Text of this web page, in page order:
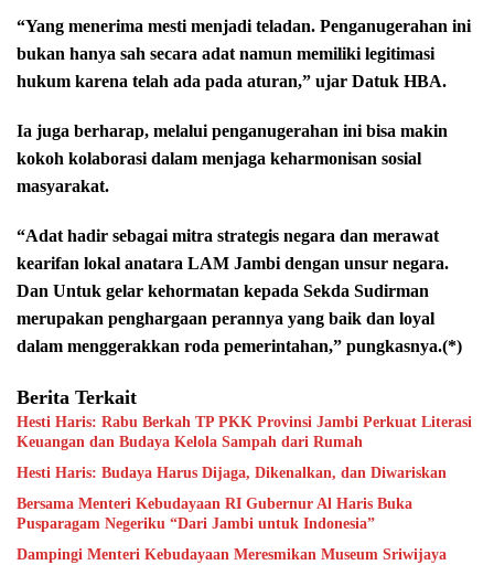
“Yang menerima mesti menjadi teladan. Penganugerahan ini
bukan hanya sah secara adat namun memiliki legitimasi
hukum karena telah ada pada aturan,” ujar Datuk HBA.
Ia juga berharap, melalui penganugerahan ini bisa makin
kokoh kolaborasi dalam menjaga keharmonisan sosial
masyarakat.
“Adat hadir sebagai mitra strategis negara dan merawat
kearifan lokal anatara LAM Jambi dengan unsur negara.
Dan Untuk gelar kehormatan kepada Sekda Sudirman
merupakan penghargaan perannya yang baik dan loyal
dalam menggerakkan roda pemerintahan,” pungkasnya.(*)
Berita Terkait
Hesti Haris: Rabu Berkah TP PKK Provinsi Jambi Perkuat Literasi
Keuangan dan Budaya Kelola Sampah dari Rumah
Hesti Haris: Budaya Harus Dijaga, Dikenalkan, dan Diwariskan
Bersama Menteri Kebudayaan RI Gubernur Al Haris Buka
Pusparagam Negeriku “Dari Jambi untuk Indonesia”
Dampingi Menteri Kebudayaan Meresmikan Museum Sriwijaya